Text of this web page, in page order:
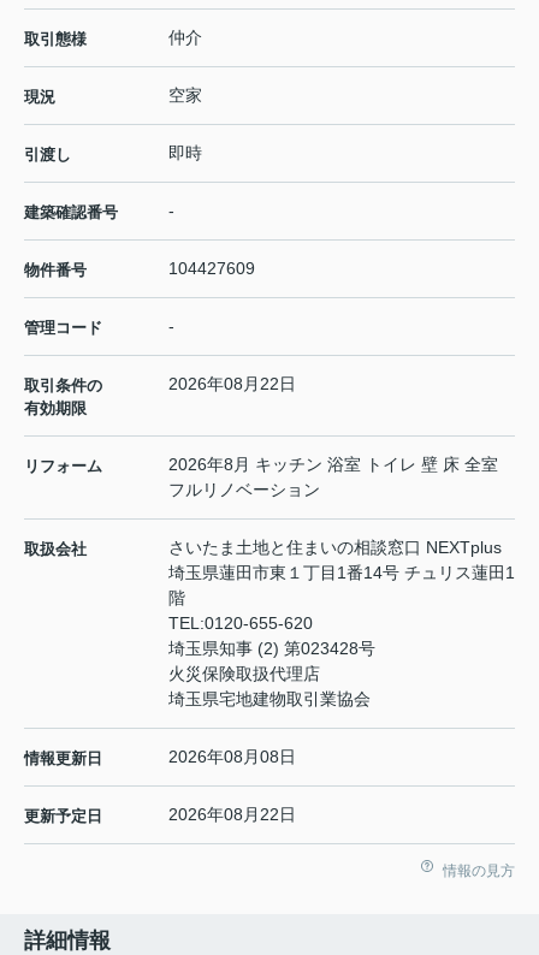
取引態様 仲介
現況 空家
引渡し 即時
建築確認番号 -
物件番号 104427609
管理コード -
取引条件の
有効期限
2026年08月22日
リフォーム
2026年8月 キッチン 浴室 トイレ 壁 床 全室
フルリノベーション
取扱会社
さいたま土地と住まいの相談窓口 NEXTplus
埼玉県蓮田市東１丁目1番14号 チュリス蓮田1
階
TEL:0120-655-620
埼玉県知事 (2) 第023428号
火災保険取扱代理店
埼玉県宅地建物取引業協会
情報更新日 2026年08月08日
更新予定日 2026年08月22日
情報の見方
詳細情報